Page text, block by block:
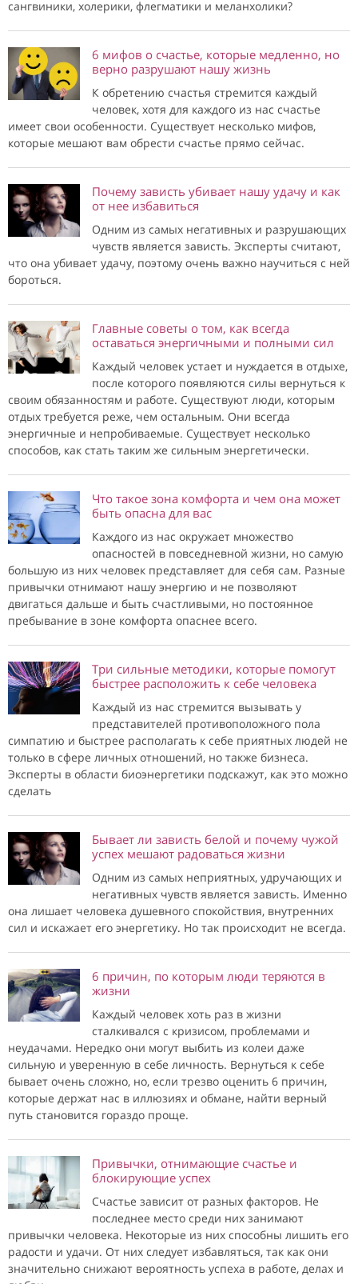
сангвиники, холерики, флегматики и меланхолики?
6 мифов о счастье, которые медленно, но
верно разрушают нашу жизнь
К обретению счастья стремится каждый
человек, хотя для каждого из нас счастье
имеет свои особенности. Существует несколько мифов,
которые мешают вам обрести счастье прямо сейчас.
Почему зависть убивает нашу удачу и как
от нее избавиться
Одним из самых негативных и разрушающих
чувств является зависть. Эксперты считают,
что она убивает удачу, поэтому очень важно научиться с ней
бороться.
Главные советы о том, как всегда
оставаться энергичными и полными сил
Каждый человек устает и нуждается в отдыхе,
после которого появляются силы вернуться к
своим обязанностям и работе. Существуют люди, которым
отдых требуется реже, чем остальным. Они всегда
энергичные и непробиваемые. Существует несколько
способов, как стать таким же сильным энергетически.
Что такое зона комфорта и чем она может
быть опасна для вас
Каждого из нас окружает множество
опасностей в повседневной жизни, но самую
большую из них человек представляет для себя сам. Разные
привычки отнимают нашу энергию и не позволяют
двигаться дальше и быть счастливыми, но постоянное
пребывание в зоне комфорта опаснее всего.
Три сильные методики, которые помогут
быстрее расположить к себе человека
Каждый из нас стремится вызывать у
представителей противоположного пола
симпатию и быстрее располагать к себе приятных людей не
только в сфере личных отношений, но также бизнеса.
Эксперты в области биоэнергетики подскажут, как это можно
сделать
Бывает ли зависть белой и почему чужой
успех мешают радоваться жизни
Одним из самых неприятных, удручающих и
негативных чувств является зависть. Именно
она лишает человека душевного спокойствия, внутренних
сил и искажает его энергетику. Но так происходит не всегда.
6 причин, по которым люди теряются в
жизни
Каждый человек хоть раз в жизни
сталкивался с кризисом, проблемами и
неудачами. Нередко они могут выбить из колеи даже
сильную и уверенную в себе личность. Вернуться к себе
бывает очень сложно, но, если трезво оценить 6 причин,
которые держат нас в иллюзиях и обмане, найти верный
путь становится гораздо проще.
Привычки, отнимающие счастье и
блокирующие успех
Счастье зависит от разных факторов. Не
последнее место среди них занимают
привычки человека. Некоторые из них способны лишить его
радости и удачи. От них следует избавляться, так как они
значительно снижают вероятность успеха в работе, делах и